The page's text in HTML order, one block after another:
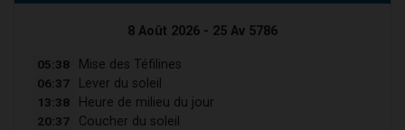
8 Août 2026 - 25 Av 5786
05:38 Mise des Téfilines
06:37 Lever du soleil
13:38 Heure de milieu du jour
20:37 Coucher du soleil